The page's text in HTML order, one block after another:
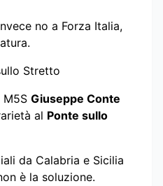
no a Forza Italia,
Stretto
M5S Giuseppe Conte
al Ponte sullo
da Calabria e Sicilia
è la soluzione.